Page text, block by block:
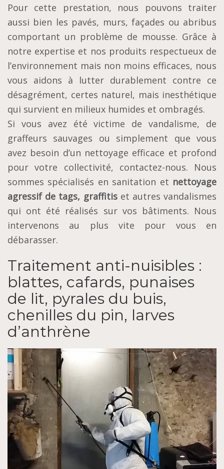
Pour cette prestation, nous pouvons traiter
aussi bien les pavés, murs, façades ou abribus
comportant un problème de mousse. Grâce à
notre expertise et nos produits respectueux de
l’environnement mais non moins efficaces, nous
vous aidons à lutter durablement contre ce
désagrément, certes naturel, mais inesthétique
qui survient en milieux humides et ombragés.
Si vous avez été victime de vandalisme, de
graffeurs sauvages ou simplement que vous
avez besoin d’un nettoyage efficace et profond
pour votre collectivité, contactez-nous. Nous
sommes spécialisés en sanitation et nettoyage
agressif de tags, graffitiset autres vandalismes
qui ont été réalisés sur vos bâtiments. Nous
intervenons au plus vite pour vous en
débarasser.
Traitement anti-nuisibles :
blattes, cafards, punaises
de lit, pyrales du buis,
chenilles du pin, larves
d’anthrène